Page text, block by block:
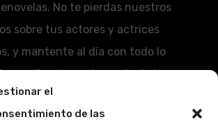
el
de las
No te pierdas nuestros
sobre tus actores y actrices
y mantente al día con todo lo
sucediendo en el mundo de las
series románticas.